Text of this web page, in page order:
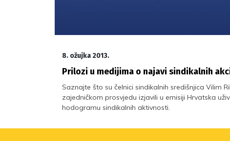
8. ožujka 2013.
Prilozi u medijima o najavi sindikalnih
Saznajte što su čelnici sindikalnih središnjica Vilim
zajedničkom prosvjedu izjavili u emisiji Hrvatska
hodogramu sindikalnih aktivnosti.